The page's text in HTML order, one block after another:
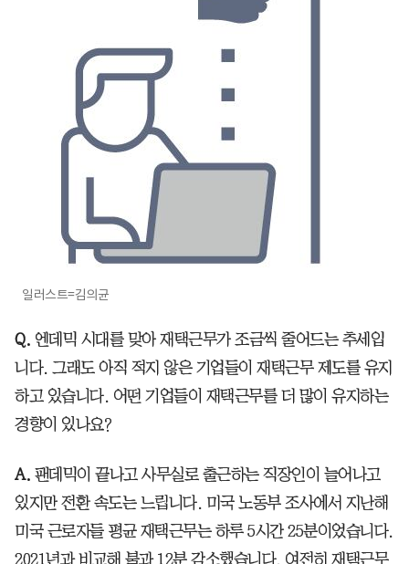
일러스트=김의균
Q. 엔데믹 시대를 맞아 재택근무가 조금씩 줄어드는 추세입
니다. 그래도 아직 적지 않은 기업들이 재택근무 제도를 유지
하고 있습니다. 어떤 기업들이 재택근무를 더 많이 유지하는
경향이 있나요?
A. 팬데믹이 끝나고 사무실로 출근하는 직장인이 늘어나고
있지만 전환 속도는 느립니다. 미국 노동부 조사에서 지난해
미국 근로자들 평균 재택근무는 하루 5시간 25분이었습니다.
2021년과 비교해 불과 12분 감소했습니다. 여전히 재택근무